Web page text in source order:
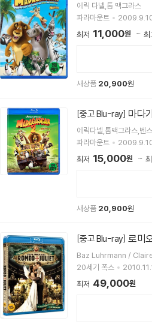
에릭 다넬,톰 맥그라스
파라마운트
최저 11,000원 최
새상품 20,900원
[중고 Blu-ray] 마다
에릭다넬,톰맥그라스,벤
파라마운트
최저 15,000원
새상품 20,900원
[중고 Blu-ray] 로미
20세기 폭스
최저 49,000원